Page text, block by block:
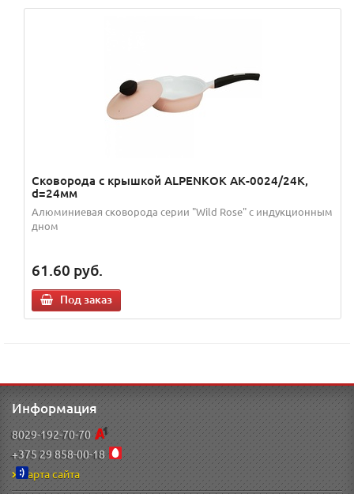
Сковорода с крышкой ALPENKOK АК-0024/24К,
d=24мм
Алюминиевая сковорода серии "Wild Rose" с индукционным
дном
61.60 руб.
Под заказ
Информация
8029-192-70-70
+375 29 858-00-18
Карта сайта